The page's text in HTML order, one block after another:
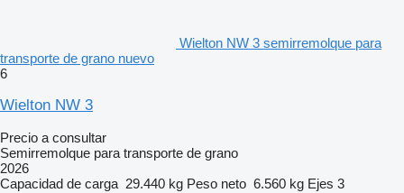
Wielton NW 3 semirremolque para
transporte de grano nuevo
6
Wielton NW 3
Precio a consultar
Semirremolque para transporte de grano
2026
Capacidad de carga 29.440 kg Peso neto 6.560 kg Ejes 3